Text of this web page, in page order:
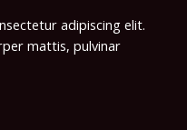
adipiscing elit.
mattis, pulvinar